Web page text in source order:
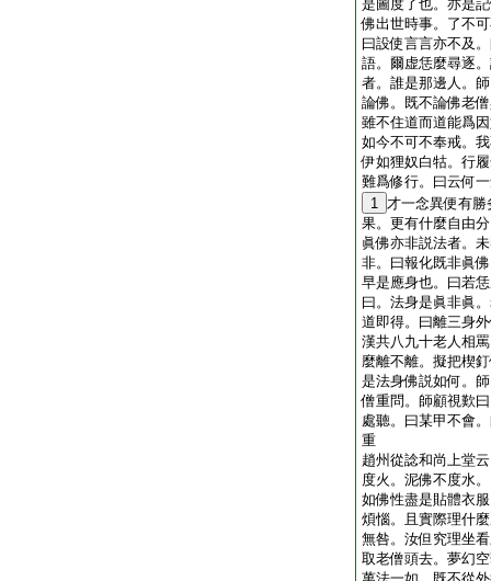
是圖度了也。亦是
佛出世時事。了不
曰設使言言亦不及
語。爾虚恁麼尋逐
者。誰是那邊人。
論佛。既不論佛老
雖不住道而道能爲
如今不可不奉戒。
伊如狸奴白牯。行
難爲修行。曰云何
1 才一念異便有
果。更有什麼自由
眞佛亦非説法者。
非。曰報化既非眞
早是應身也。曰若
曰。法身是眞非眞
道即得。曰離三身
漢共八九十老人相
麼離不離。擬把楔
是法身佛説如何。
僧重問。師顧視歎
處聽。曰某甲不會
重
趙州從諗和尚上堂
度火。泥佛不度水
如佛性盡是貼體衣
煩惱。且實際理什
無咎。汝但究理坐
取老僧頭去。夢幻